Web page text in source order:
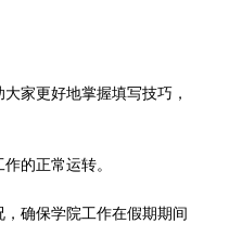
家更好地掌握填写技巧，
的正常运转。
，确保学院工作在假期期间